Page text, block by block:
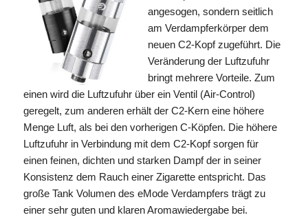
angesogen, sondern seitlich
am Verdampferkörper dem
neuen C2-Kopf zugeführt. Die
Veränderung der Luftzufuhr
bringt mehrere Vorteile. Zum
einen wird die Luftzufuhr über ein Ventil (Air-Control)
geregelt, zum anderen erhält der C2-Kern eine höhere
Menge Luft, als bei den vorherigen C-Köpfen. Die höhere
Luftzufuhr in Verbindung mit dem C2-Kopf sorgen für
einen feinen, dichten und starken Dampf der in seiner
Konsistenz dem Rauch einer Zigarette entspricht. Das
große Tank Volumen des eMode Verdampfers trägt zu
einer sehr guten und klaren Aromawiedergabe bei.